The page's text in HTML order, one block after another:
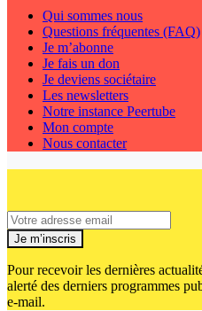
Qui sommes nous
Questions fréquentes (FAQ)
Je m’abonne
Je fais un don
Je deviens sociétaire
Les newsletters
Notre instance Peertube
Mon compte
Nous contacter
Je m’inscris
Pour recevoir les dernières
alerté des derniers programmes
e-mail.